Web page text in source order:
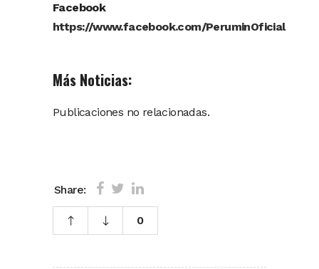
Facebook
https://www.facebook.com/PeruminOficial
Más Noticias:
Publicaciones no relacionadas.
Share:
0